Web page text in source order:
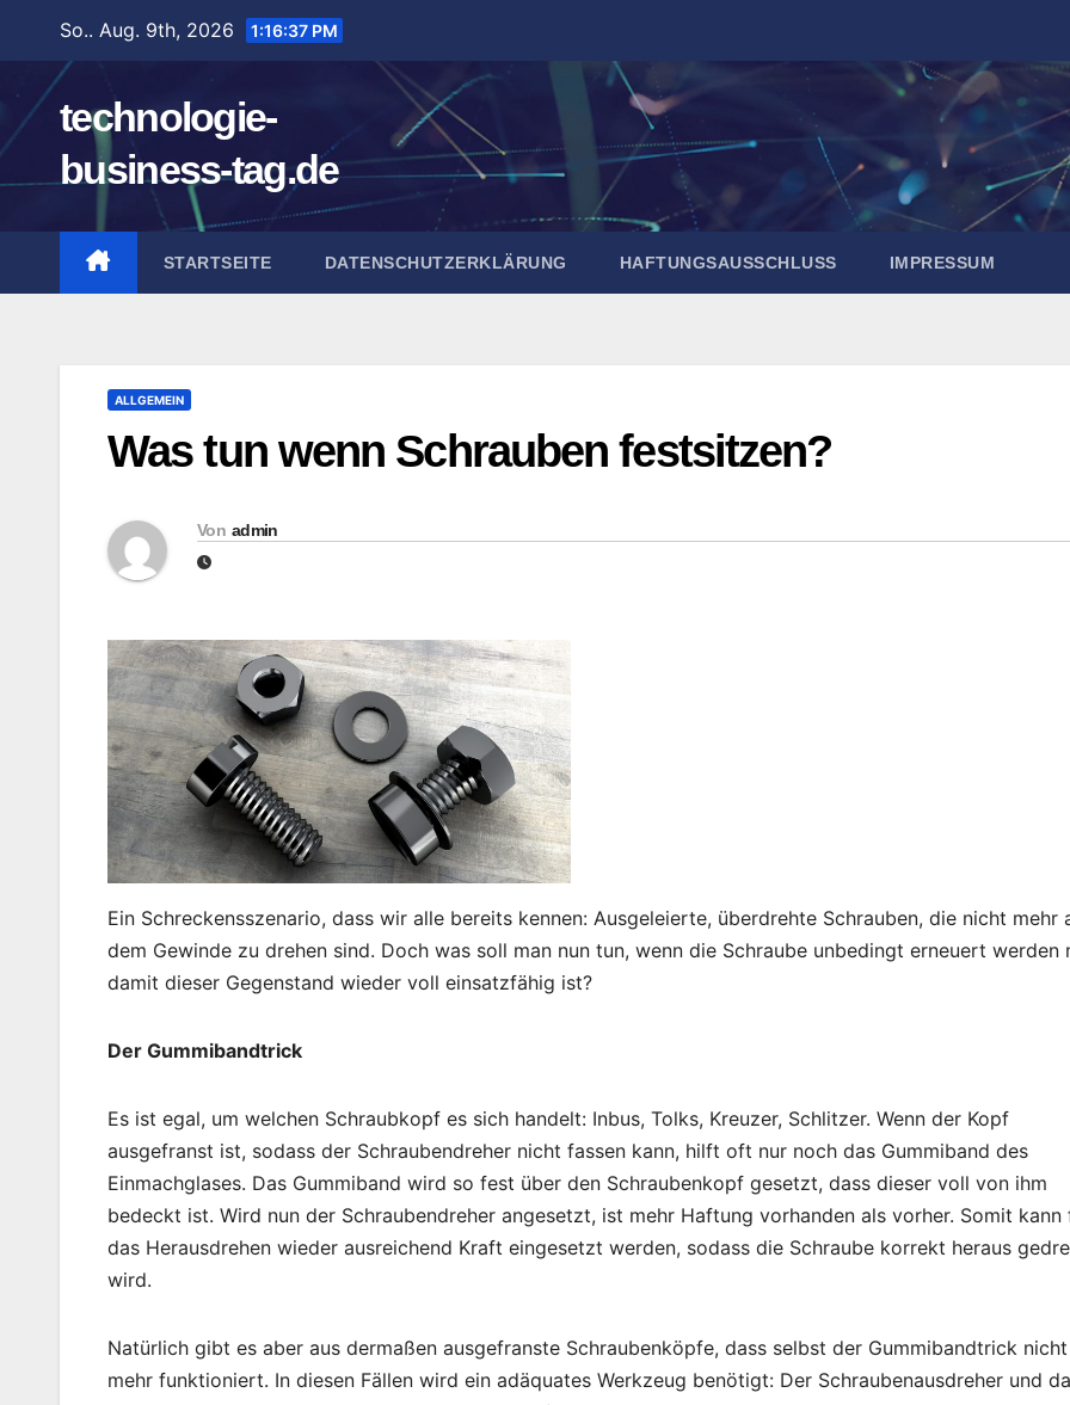
springen
So.. Aug. 9th, 2026 1:16:38 PM
technologie-
business-tag.de
STARTSEITE DATENSCHUTZERKLÄRUNG HAFTUNGSAUSSCHLUSS IMPRESSUM
ALLGEMEIN
Was tun wenn Schrauben festsitzen?
Von admin
Ein Schreckensszenario, dass wir alle bereits kennen: Ausgeleierte, überdrehte Schrauben, die nicht mehr
dem Gewinde zu drehen sind. Doch was soll man nun tun, wenn die Schraube unbedingt erneuert werden
damit dieser Gegenstand wieder voll einsatzfähig ist?
Der Gummibandtrick
Es ist egal, um welchen Schraubkopf es sich handelt: Inbus, Tolks, Kreuzer, Schlitzer. Wenn der Kopf
ausgefranst ist, sodass der Schraubendreher nicht fassen kann, hilft oft nur noch das Gummiband des
Einmachglases. Das Gummiband wird so fest über den Schraubenkopf gesetzt, dass dieser voll von ihm
bedeckt ist. Wird nun der Schraubendreher angesetzt, ist mehr Haftung vorhanden als vorher. Somit kann
das Herausdrehen wieder ausreichend Kraft eingesetzt werden, sodass die Schraube korrekt heraus
wird.
Natürlich gibt es aber aus dermaßen ausgefranste Schraubenköpfe, dass selbst der Gummibandtrick nicht
mehr funktioniert. In diesen Fällen wird ein adäquates Werkzeug benötigt: Der Schraubenausdreher und